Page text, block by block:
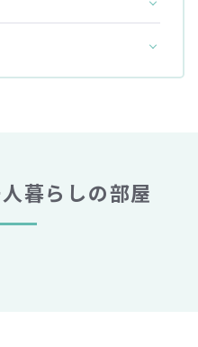
暮らしの部屋